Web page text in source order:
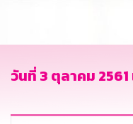
วันที่ 3 ตุลาคม 2561